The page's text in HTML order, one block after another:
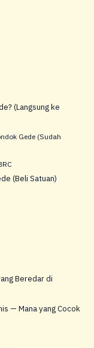
(Langsung ke
Gede (Sudah
(Beli Satuan)
Beredar di
— Mana yang Cocok